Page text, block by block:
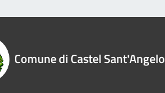
Comune di Castel Sant'Angelo